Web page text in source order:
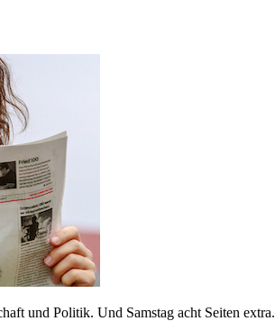
und Politik. Und Samstag acht Seiten extra.